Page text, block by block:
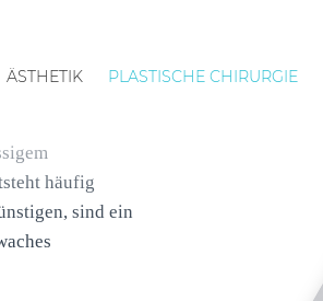
ÄSTHETIK PLASTISCHE CHIRURGIE
häufig
sind ein